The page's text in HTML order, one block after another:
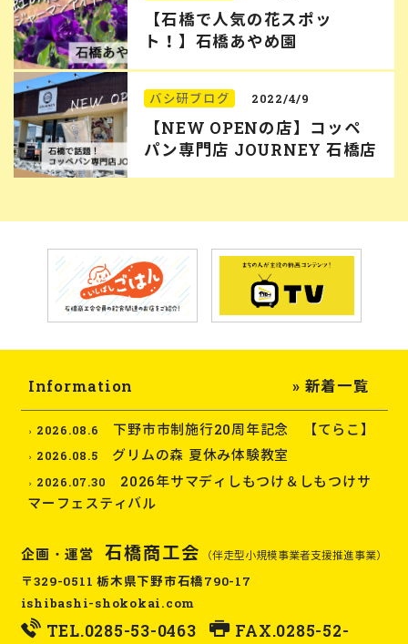
【石橋で人気の花スポッ
ト！】石橋あやめ園
バシ研ブログ 2022/4/9
【NEW OPENの店】コッペ
パン専門店 JOURNEY 石橋店
Information » 新着一覧
2026.08.6 下野市市制施行20周年記念 【てらこ】
2026.08.5 グリムの森 夏休み体験教室
2026.07.30
2026年サマディしもつけ＆しもつけサ
マーフェスティバル
企画・運営 石橋商工会 （伴走型小規模事業者支援推進事業）
〒329-0511 栃木県下野市石橋790-17
ishibashi-shokokai.com
TEL.0285-53-0463
FAX.0285-52-